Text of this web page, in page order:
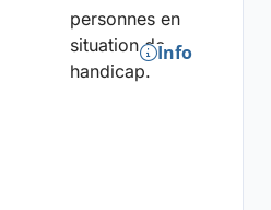
personnes en
situation de
handicap.
Info